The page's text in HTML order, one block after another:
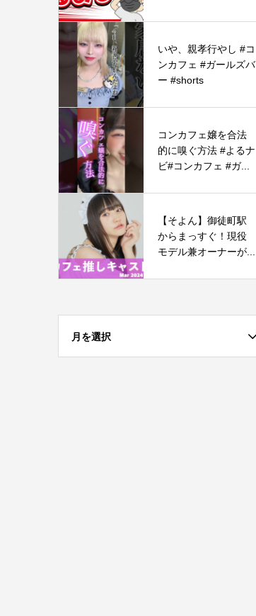
いや、親孝行やし #コ
ンカフェ #ガールズバ
ー #shorts
コンカフェ嬢を合法
的に嗅ぐ方法 #よるナ
ビ#コンカフェ #ガ...
【そよん】御徒町駅
からまっすぐ！現役
モデル兼オーナーが...
月を選択